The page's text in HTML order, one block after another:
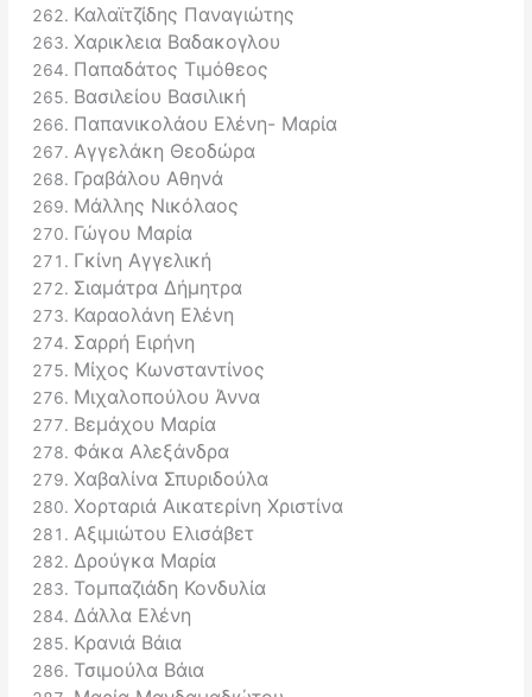
Καλαϊτζίδης Παναγιώτης
Χαρικλεια Βαδακογλου
Παπαδάτος Τιμόθεος
Βασιλείου Βασιλική
Παπανικολάου Ελένη- Μαρία
Αγγελάκη Θεοδώρα
Γραβάλου Αθηνά
Μάλλης Νικόλαος
Γώγου Μαρία
Γκίνη Αγγελική
Σιαμάτρα Δήμητρα
Καραολάνη Ελένη
Σαρρή Ειρήνη
Μίχος Κωνσταντίνος
Μιχαλοπούλου Άννα
Βεμάχου Μαρία
Φάκα Αλεξάνδρα
Χαβαλίνα Σπυριδούλα
Χορταριά Αικατερίνη Χριστίνα
Αξιμιώτου Ελισάβετ
Δρούγκα Μαρία
Τομπαζιάδη Κονδυλία
Δάλλα Ελένη
Κρανιά Βάια
Τσιμούλα Βάια